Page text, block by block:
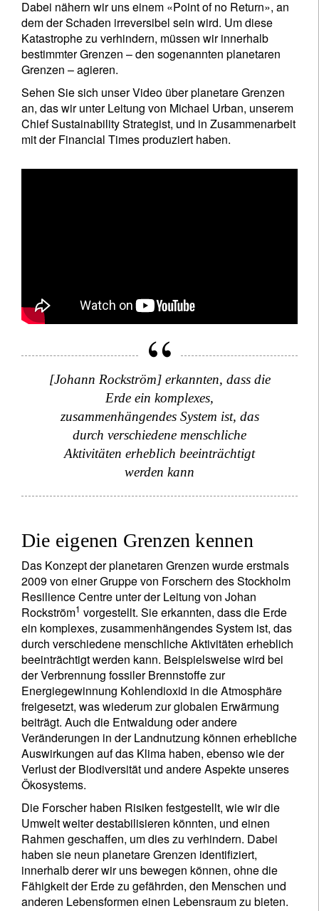
Dabei nähern wir uns einem «Point of no Return», an
dem der Schaden irreversibel sein wird. Um diese
Katastrophe zu verhindern, müssen wir innerhalb
bestimmter Grenzen – den sogenannten planetaren
Grenzen – agieren.
Sehen Sie sich unser Video über planetare Grenzen
an, das wir unter Leitung von Michael Urban, unserem
Chief Sustainability Strategist, und in Zusammenarbeit
mit der Financial Times produziert haben.
[Johann Rockström] erkannten, dass die
Erde ein komplexes,
zusammenhängendes System ist, das
durch verschiedene menschliche
Aktivitäten erheblich beeinträchtigt
werden kann
Die eigenen Grenzen kennen
Das Konzept der planetaren Grenzen wurde erstmals
2009 von einer Gruppe von Forschern des Stockholm
Resilience Centre unter der Leitung von Johan
Rockström1 vorgestellt. Sie erkannten, dass die Erde
ein komplexes, zusammenhängendes System ist, das
durch verschiedene menschliche Aktivitäten erheblich
beeinträchtigt werden kann. Beispielsweise wird bei
der Verbrennung fossiler Brennstoffe zur
Energiegewinnung Kohlendioxid in die Atmosphäre
freigesetzt, was wiederum zur globalen Erwärmung
beiträgt. Auch die Entwaldung oder andere
Veränderungen in der Landnutzung können erhebliche
Auswirkungen auf das Klima haben, ebenso wie der
Verlust der Biodiversität und andere Aspekte unseres
Ökosystems.
Die Forscher haben Risiken festgestellt, wie wir die
Umwelt weiter destabilisieren könnten, und einen
Rahmen geschaffen, um dies zu verhindern. Dabei
haben sie neun planetare Grenzen identifiziert,
innerhalb derer wir uns bewegen können, ohne die
Fähigkeit der Erde zu gefährden, den Menschen und
anderen Lebensformen einen Lebensraum zu bieten.